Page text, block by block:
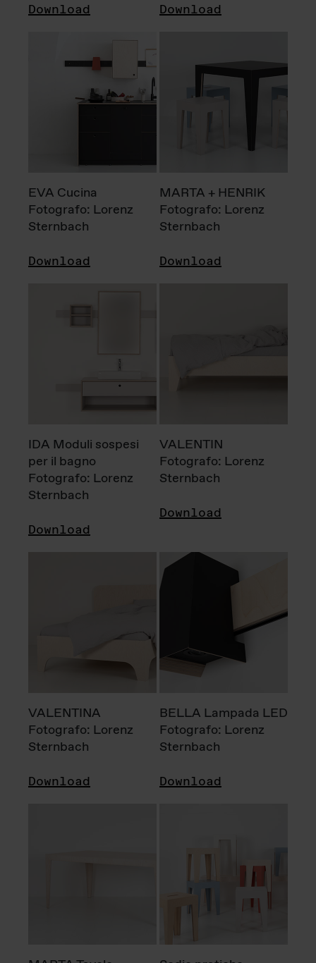
Download Download
EVA Cucina
Fotografo: Lorenz
Sternbach
Download
MARTA + HENRIK
Fotografo: Lorenz
Sternbach
Download
IDA Moduli sospesi
per il bagno
Fotografo: Lorenz
Sternbach
Download
VALENTIN
Fotografo: Lorenz
Sternbach
Download
VALENTINA
Fotografo: Lorenz
Sternbach
Download
BELLA Lampada LED
Fotografo: Lorenz
Sternbach
Download